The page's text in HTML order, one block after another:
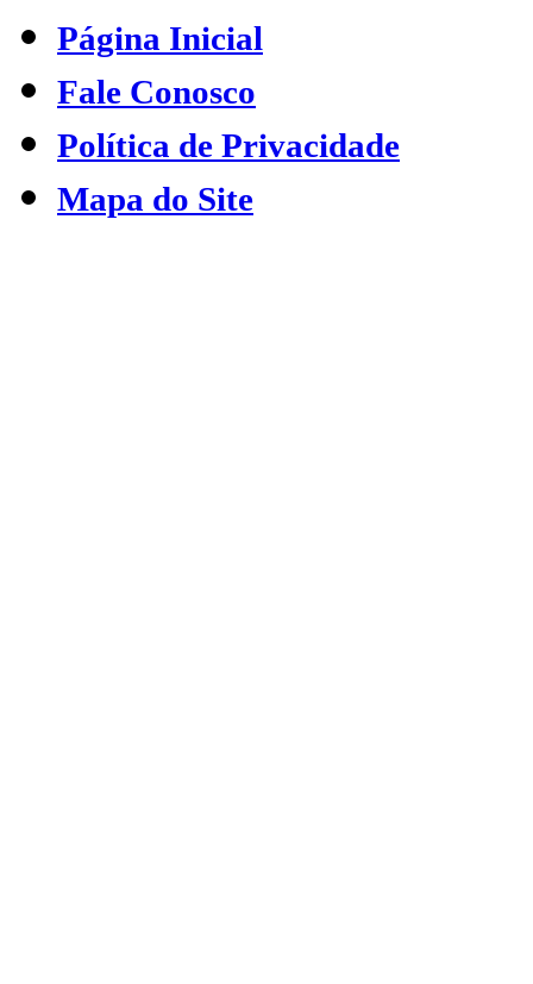
Página Inicial
Fale Conosco
Política de Privacidade
Mapa do Site